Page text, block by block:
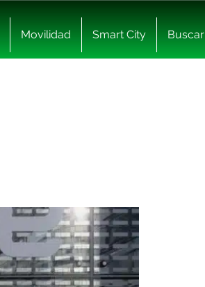
Movilidad Smart City Buscar